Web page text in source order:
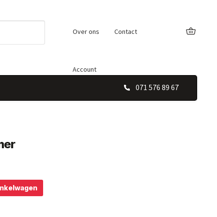
Over ons Contact
Account
071 576 89 67